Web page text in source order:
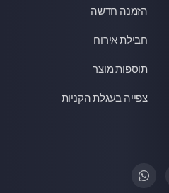
הזמנה חדשה
חבילת אירוח
תוספות מוצר
צפייה בעגלת הקניות